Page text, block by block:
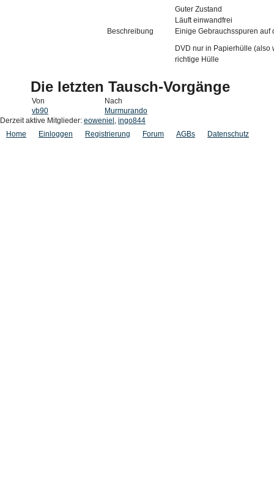
Beschreibung
Guter Zustand
Läuft einwandfrei
Einige Gebrauchsspuren auf
DVD nur in Papierhülle (also
richtige Hülle
Die letzten Tausch-Vorgänge
Von
Nach
vb90
Murmurando
Derzeit aktive Mitglieder: eoweniel , ingo844
Home
Einloggen Registrierung Forum AGBs Datenschutz